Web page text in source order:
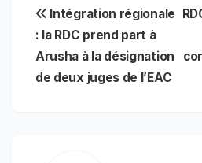
e
b
o
o
k
i
l
t
s
A
p
p
t
e
r
e
s
n
k
d
I
Navigation
de
l’article
Intégration régionale
: la RDC prend part à
Arusha à la désignation
de deux juges de l’EAC